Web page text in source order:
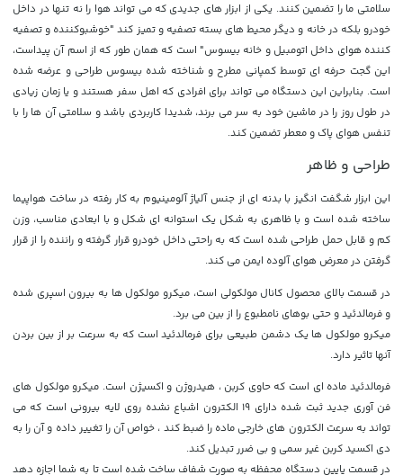
سلامتی ما را تضمین کنند. یکی از ابزار های جدیدی که می تواند هوا را نه تنها در داخل
خودرو بلکه در خانه و دیگر محیط های بسته تصفیه و تمیز کند "خوشبوکننده و تصفیه
کننده هوای داخل اتومبیل و خانه بیسوس" است که همان طور که از اسم آن پیداست،
این گجت حرفه ای توسط کمپانی مطرح و شناخته شده بیسوس طراحی و عرضه شده
است. بنابراین این دستگاه می تواند برای افرادی که اهل سفر هستند و یا زمان زیادی
در طول روز را در ماشین خود به سر می برند، شدیدا کاربردی باشد و سلامتی آن ها را با
تنفس هوای پاک و معطر تضمین کند.
طراحی و ظاهر
این ابزار شگفت انگیز با بدنه ای از جنس آلیاژ آلومینیوم به کار رفته در ساخت هواپیما
ساخته شده است و با ظاهری به شکل یک استوانه ای شکل و با ابعادی مناسب، وزن
کم و قابل حمل طراحی شده است که به راحتی داخل خودرو قرار گرفته و راننده را از قرار
گرفتن در معرض هوای آلوده ایمن می کند.
در قسمت بالای محصول کانال مولکولی است، میکرو مولکول ها به بیرون اسپری شده
و فرمالدئید و حتی بوهای نامطبوع را از بین می برد.
میکرو مولکول ها یک دشمن طبیعی برای فرمالدئید است که به سرعت بر از بین بردن
آنها تاثیر دارد.
فرمالدئید ماده ای است که حاوی کربن ، هیدروژن و اکسیژن است. میکرو مولکول های
فن آوری جدید ثبت شده دارای 19 الکترون اشباع نشده روی لایه بیرونی است که می
تواند به سرعت الکترون های خارجی ماده را ضبط کند ، خواص آن را تغییر داده و آن را به
دی اکسید کربن غیر سمی و بی ضرر تبدیل کند.
در قسمت پایین دستگاه محفظه به صورت شفاف ساخت شده است تا به شما اجازه دهد